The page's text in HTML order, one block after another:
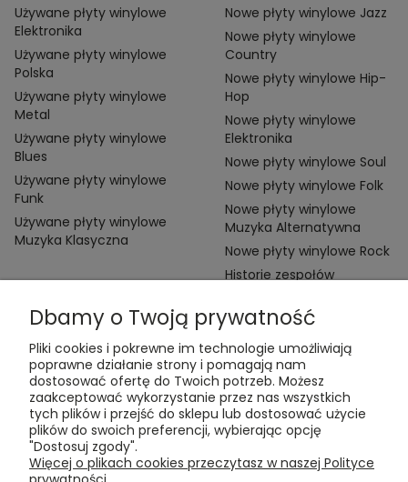
Używane płyty winylowe
Elektronika
Używane płyty winylowe
Polska
Używane płyty winylowe
Metal
Używane płyty winylowe
Blues
Używane płyty winylowe
Funk
Używane płyty winylowe
Muzyka Klasyczna
Nowe płyty winylowe Jazz
Nowe płyty winylowe
Country
Nowe płyty winylowe Hip-
Hop
Nowe płyty winylowe
Elektronika
Nowe płyty winylowe Soul
Nowe płyty winylowe Folk
Nowe płyty winylowe
Muzyka Alternatywna
Nowe płyty winylowe Rock
Historie zespołów
Kontakt:
t:+48 609 155 327
e:vinyltamka@gmail.com
ul. Chmielna 20, 00-020 Warszawa
Dbamy o Twoją prywatność
Pliki cookies i pokrewne im technologie umożliwiają
poprawne działanie strony i pomagają nam
dostosować ofertę do Twoich potrzeb. Możesz
zaakceptować wykorzystanie przez nas wszystkich
tych plików i przejść do sklepu lub dostosować użycie
plików do swoich preferencji, wybierając opcję
"Dostosuj zgody".
Więcej o plikach cookies przeczytasz w naszej Polityce